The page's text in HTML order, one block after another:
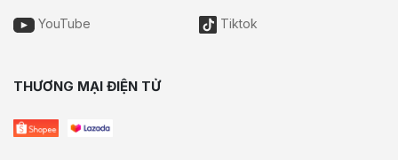
YouTube Tiktok
THƯƠNG MẠI ĐIỆN TỬ